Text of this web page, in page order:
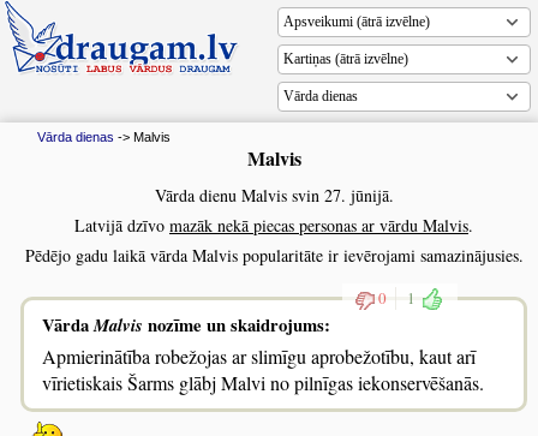
Vārda dienas
Vārda dienas -> Malvis
Malvis
Vārda dienu Malvis svin 27. jūnijā.
Latvijā dzīvo mazāk nekā piecas personas ar vārdu Malvis.
Pēdējo gadu laikā vārda Malvis popularitāte ir ievērojami samazinājusies.
0 1
VārdaMalvis nozīme un skaidrojums:
Apmierinātība robežojas ar slimīgu aprobežotību, kaut arī
vīrietiskais Šarms glābj Malvi no pilnīgas iekonservēšanās.